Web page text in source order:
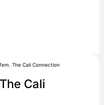
The Cali Connection
Cali